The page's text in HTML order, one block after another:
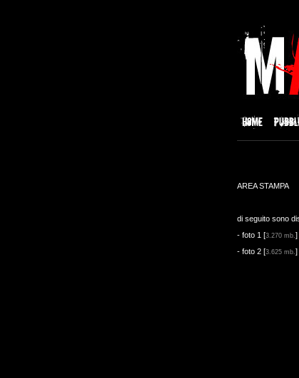
AREA STAMPA
di seguito sono
- foto 1 [3.270 mb.]
- foto 2[3.625 mb.]